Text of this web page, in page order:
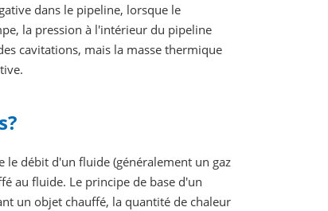
dans le pipeline, lorsque le
la pression à l'intérieur du pipeline
cavitations, mais la masse thermique
débit d'un fluide (généralement un gaz
au fluide. Le principe de base d'un
un objet chauffé, la quantité de chaleur